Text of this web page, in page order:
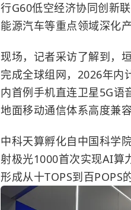
行G60低空经济协同创新
能源汽车等重点领域深化
现场，记者采访了解到，
完成全球组网，2026年内
内首例手机直连卫星5G语
地面移动通信体系高度兼容
中科天算孵化自中国科学
射极光1000首次实现AI算
形成从十TOPS到百POPS